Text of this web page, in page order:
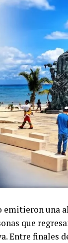
una
que
Entre finales